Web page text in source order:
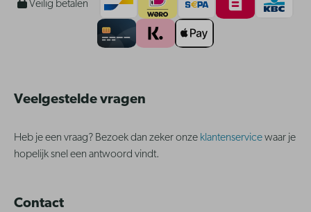
Veilig betalen
Veelgestelde vragen
Heb je een vraag? Bezoek dan zeker onze klantenservicewaar je
hopelijk snel een antwoord vindt.
Contact